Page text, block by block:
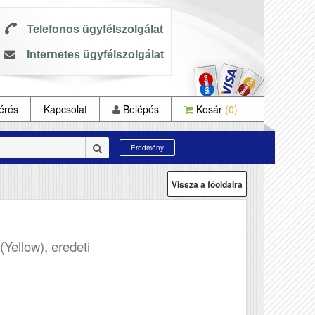
Telefonos ügyfélszolgálat
Internetes ügyfélszolgálat
Kapcsolat Belépés Kosár (0)
Eredmény
Vissza a főoldalra
eredeti